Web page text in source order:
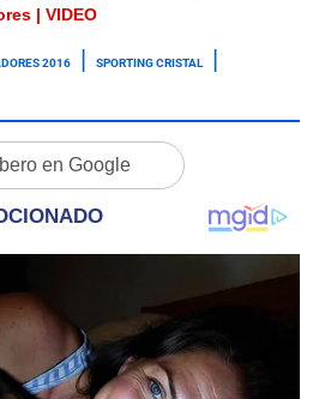
| VIDEO
2016
SPORTING CRISTAL
en Google